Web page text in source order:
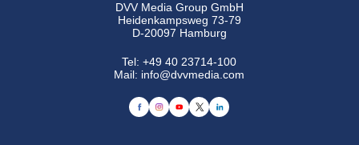
DVV Media Group GmbH
Heidenkampsweg 73-79
D-20097 Hamburg
Tel:+49 40 23714-100
Mail: info@dvvmedia.com